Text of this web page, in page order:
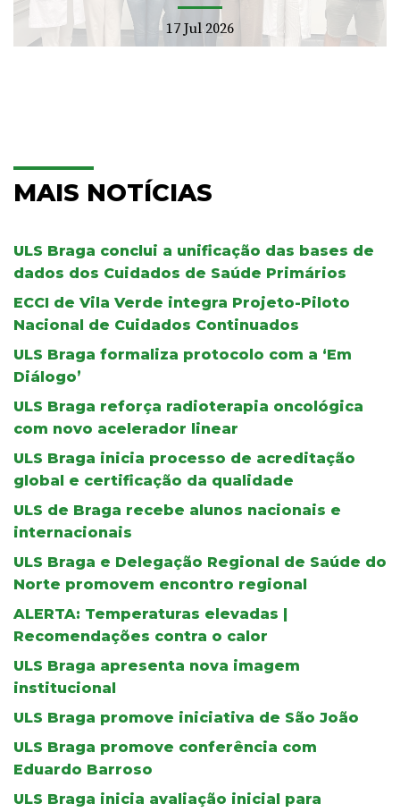
17 Jul 2026
MAIS NOTÍCIAS
ULS Braga conclui a unificação das bases de
dados dos Cuidados de Saúde Primários
ECCI de Vila Verde integra Projeto-Piloto
Nacional de Cuidados Continuados
ULS Braga formaliza protocolo com a ‘Em
Diálogo’
ULS Braga reforça radioterapia oncológica
com novo acelerador linear
ULS Braga inicia processo de acreditação
global e certificação da qualidade
ULS de Braga recebe alunos nacionais e
internacionais
ULS Braga e Delegação Regional de Saúde do
Norte promovem encontro regional
ALERTA: Temperaturas elevadas |
Recomendações contra o calor
ULS Braga apresenta nova imagem
institucional
ULS Braga promove iniciativa de São João
ULS Braga promove conferência com
Eduardo Barroso
ULS Braga inicia avaliação inicial para